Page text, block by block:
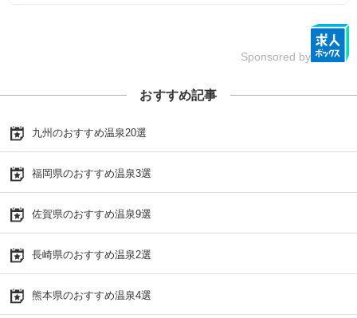
Sponsored by
おすすめ記事
九州のおすすめ温泉20選
福岡県のおすすめ温泉3選
佐賀県のおすすめ温泉9選
長崎県のおすすめ温泉2選
熊本県のおすすめ温泉4選